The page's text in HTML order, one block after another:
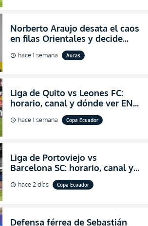
Norberto Araujo desata el caos
en filas Orientales y decide
abandonar la dirección técnica
de Aucas
schedule hace 1 semana Aucas
Liga de Quito vs Leones FC:
horario, canal y dónde ver EN
VIVO los octavos de final de la
Copa Ecuador 2026
schedule hace 1 semana Copa Ecuador
Liga de Portoviejo vs
Barcelona SC: horario, canal y
dónde ver EN VIVO los octavos
de final de la Copa Ecuador
schedule hace 2 días Copa Ecuador
Defensa férrea de Sebastián